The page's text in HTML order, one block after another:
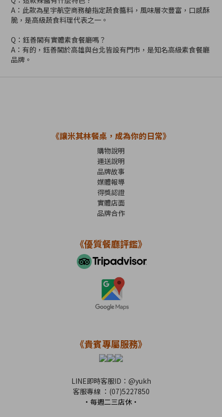
A：此款為星宇航空商務艙指定蔬食醬料，風味層次豐富，口感酥
脆，是高級蔬食料理代表之一。
Q：鈺善閣有實體素食餐廳嗎？
A：有的，鈺善閣於高雄與台北皆設有門市，是知名高級素食餐廳
品牌。
《讓米其林餐桌，成為你的日常》
購物說明
運送說明
品牌故事
媒體報導
得獎認證
實體店面
品牌合作
《優質餐廳評鑑》
《貴賓專屬服務》
LINE即時客服ID： @yukh
客服專線 ：(07)5227850
・每週二三店休・